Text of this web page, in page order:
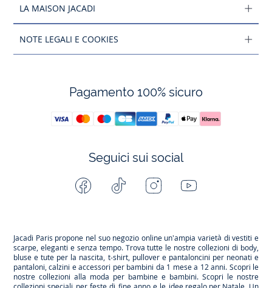
LA MAISON JACADI
NOTE LEGALI E COOKIES
Pagamento 100% sicuro
Seguici sui social
Facebook Tiktok InstagramYoutube
Jacadi Paris propone nel suo negozio online un'ampia varietà di vestiti e
scarpe, eleganti e senza tempo. Trova tutte le nostre collezioni di body,
bluse e tute per la nascita, t-shirt, pullover e pantaloncini per neonati e
pantaloni, calzini e accessori per bambini da 1 mese a 12 anni. Scopri le
nostre collezioni alla moda per bambine e bambini. Scopri le nostre